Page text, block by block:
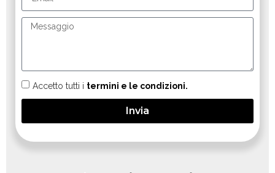
Accetto tutti i termini e le condizioni.
Invia